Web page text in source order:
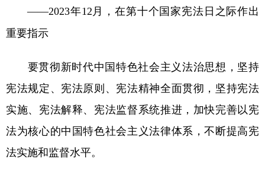
——2023年12月，在第十个国家宪法日之际作出
重要指示
要贯彻新时代中国特色社会主义法治思想，坚持
宪法规定、宪法原则、宪法精神全面贯彻，坚持宪法
实施、宪法解释、宪法监督系统推进，加快完善以宪
法为核心的中国特色社会主义法律体系，不断提高宪
法实施和监督水平。